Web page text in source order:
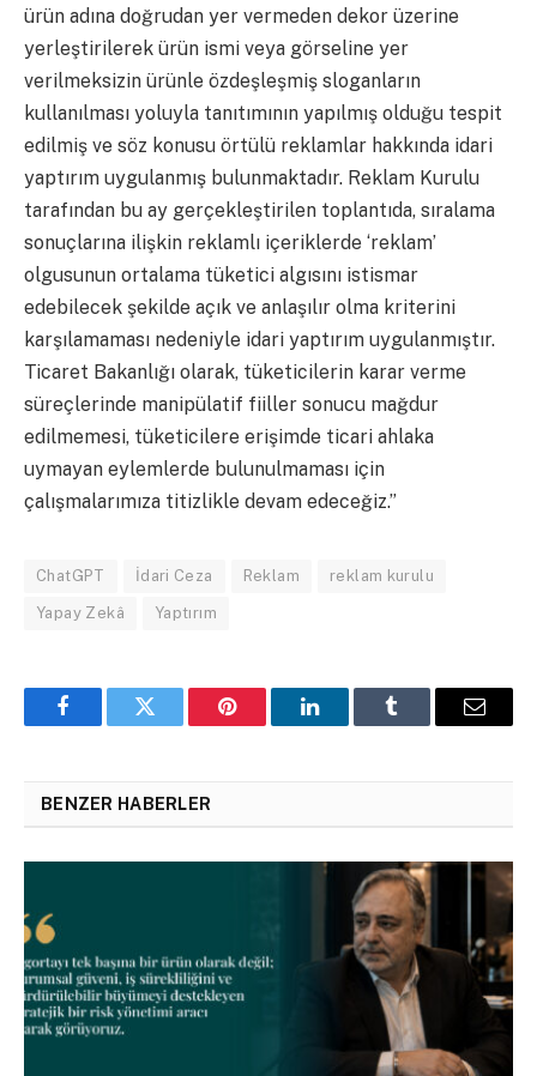
ürün adına doğrudan yer vermeden dekor üzerine
yerleştirilerek ürün ismi veya görseline yer
verilmeksizin ürünle özdeşleşmiş sloganların
kullanılması yoluyla tanıtımının yapılmış olduğu tespit
edilmiş ve söz konusu örtülü reklamlar hakkında idari
yaptırım uygulanmış bulunmaktadır. Reklam Kurulu
tarafından bu ay gerçekleştirilen toplantıda, sıralama
sonuçlarına ilişkin reklamlı içeriklerde ‘reklam’
olgusunun ortalama tüketici algısını istismar
edebilecek şekilde açık ve anlaşılır olma kriterini
karşılamaması nedeniyle idari yaptırım uygulanmıştır.
Ticaret Bakanlığı olarak, tüketicilerin karar verme
süreçlerinde manipülatif fiiller sonucu mağdur
edilmemesi, tüketicilere erişimde ticari ahlaka
uymayan eylemlerde bulunulmaması için
çalışmalarımıza titizlikle devam edeceğiz.”
ChatGPT İdari Ceza Reklam reklam kurulu
Yapay Zekâ Yaptırım
FacebookTwitter Pinterest LinkedInTumblr Email
BENZER HABERLER